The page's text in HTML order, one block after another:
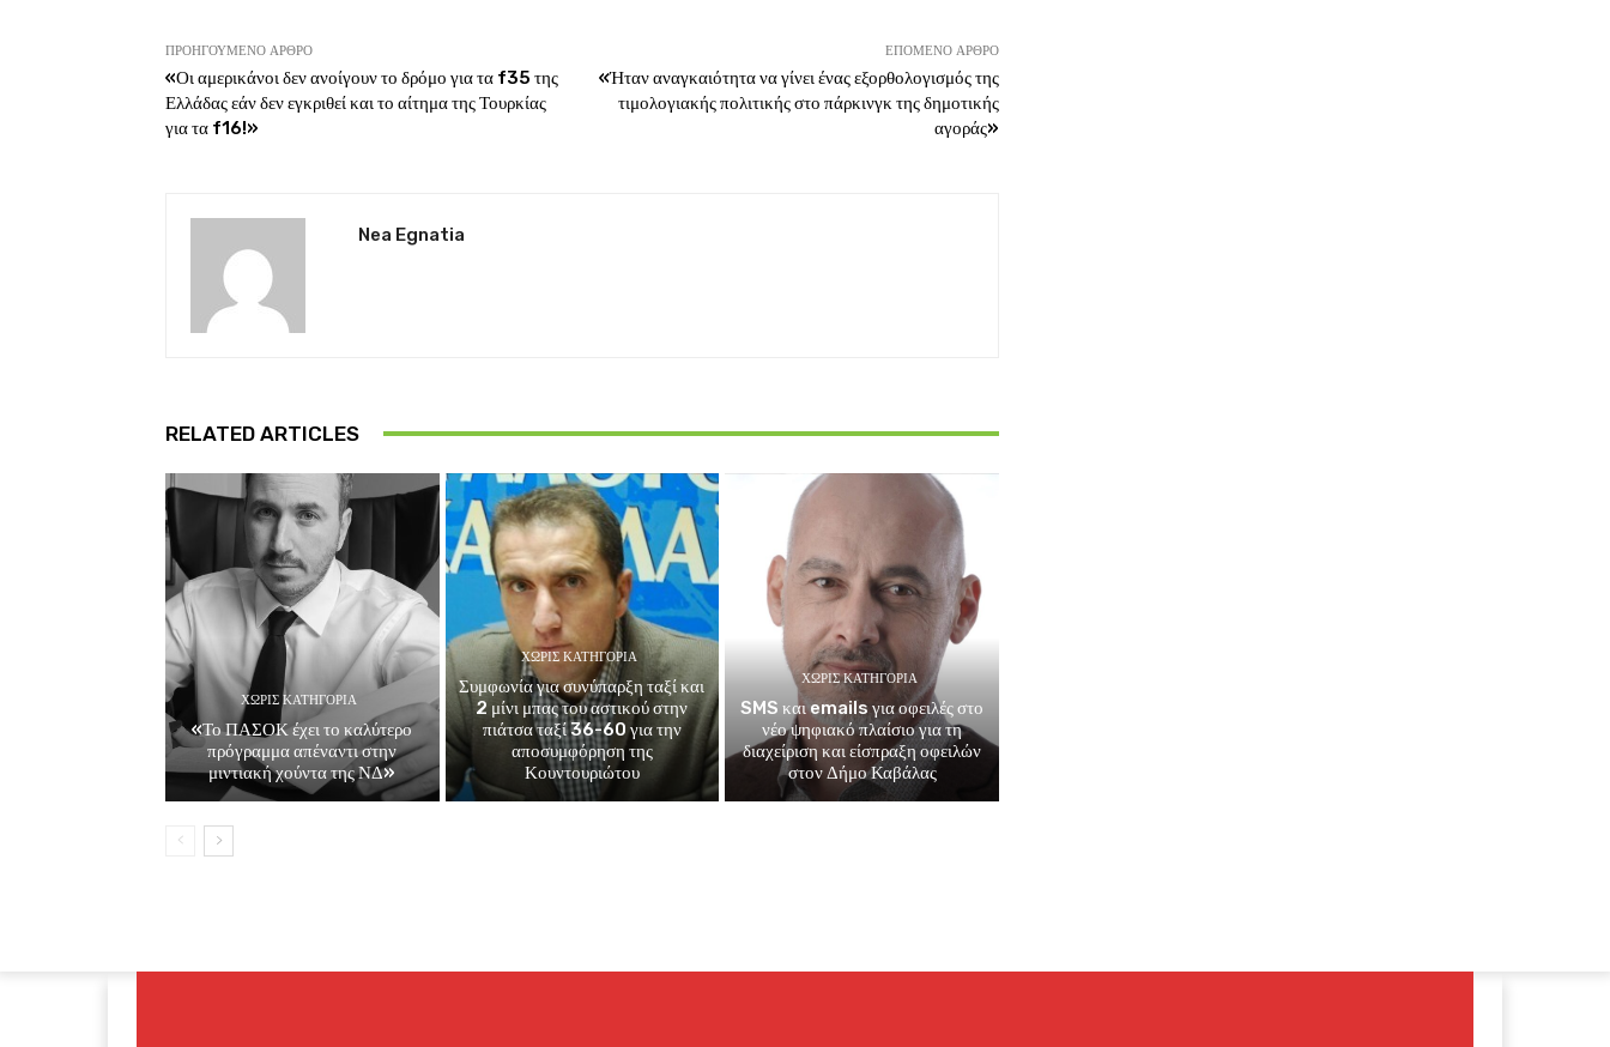
ΠΡΟΗΓΟΎΜΕΝΟ ΆΡΘΡΟ
«Οι αμερικάνοι δεν ανοίγουν το δρόμο για τα f35 της
Ελλάδας εάν δεν εγκριθεί και το αίτημα της Τουρκίας
για τα f16!»
ΕΠΌΜΕΝΟ ΆΡΘΡΟ
«Ήταν αναγκαιότητα να γίνει ένας εξορθολογισμός της
τιμολογιακής πολιτικής στο πάρκινγκ της δημοτικής
αγοράς»
Nea Egnatia
RELATED ARTICLES
ΧΩΡΊΣ ΚΑΤΗΓΟΡΊΑ
«Το ΠΑΣΟΚ έχει το καλύτερο
πρόγραμμα απέναντι στην
μιντιακή χούντα της ΝΔ»
ΧΩΡΊΣ ΚΑΤΗΓΟΡΊΑ
Συμφωνία για συνύπαρξη ταξί και
2 μίνι μπας του αστικού στην
πιάτσα ταξί 36-60 για την
αποσυμφόρηση της
Κουντουριώτου
ΧΩΡΊΣ ΚΑΤΗΓΟΡΊΑ
SMS και emails για οφειλές στο
νέο ψηφιακό πλαίσιο για τη
διαχείριση και είσπραξη οφειλών
στον Δήμο Καβάλας